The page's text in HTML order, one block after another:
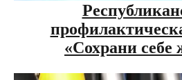
«Сохрани себе